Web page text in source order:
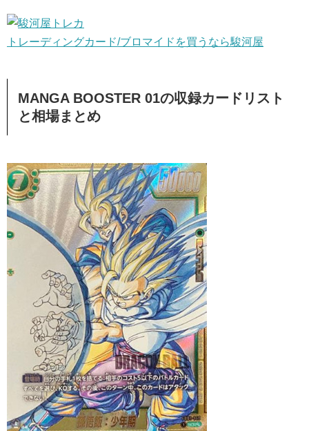
トレーディングカード/ブロマイドを買うなら駿河屋
MANGA BOOSTER 01の収録カードリスト
と相場まとめ